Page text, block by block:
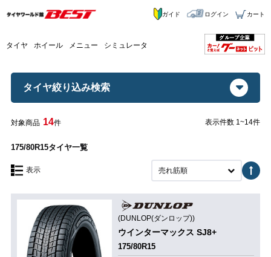
タイヤ ホイール メニュー シミュレータ
ガイド ログイン カート
タイヤ絞り込み検索
対象商品 14件 表示件数 1~14件
175/80R15タイヤ一覧
表示 売れ筋順
(DUNLOP(ダンロップ))
ウインターマックス SJ8+
175/80R15